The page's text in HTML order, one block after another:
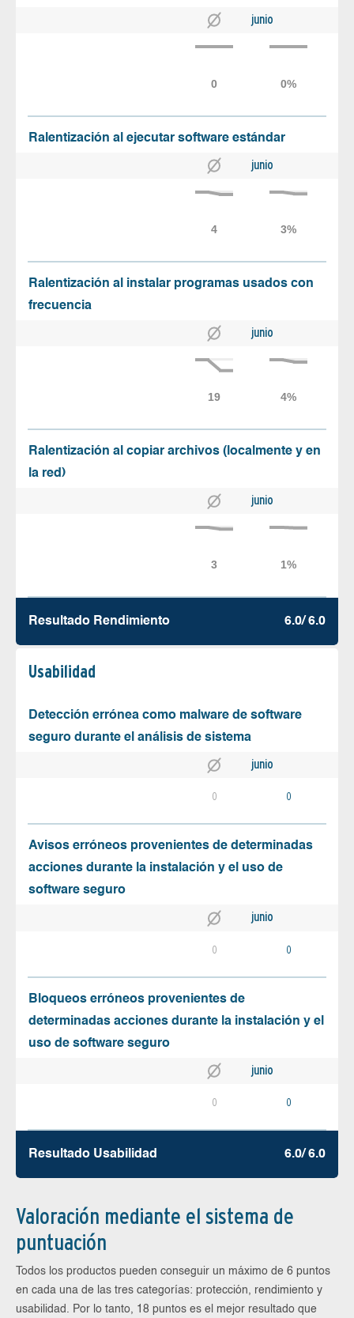
junio
Ralentización al ejecutar software estándar
junio
Ralentización al instalar programas usados con
frecuencia
junio
Ralentización al copiar archivos (localmente y en
la red)
junio
Resultado Rendimiento 6.0/ 6.0
Usabilidad
Detección errónea como malware de software
seguro durante el análisis de sistema
junio
0 0
Avisos erróneos provenientes de determinadas
acciones durante la instalación y el uso de
software seguro
junio
0 0
Bloqueos erróneos provenientes de
determinadas acciones durante la instalación y el
uso de software seguro
junio
0 0
Resultado Usabilidad 6.0/ 6.0
Valoración mediante el sistema de
puntuación
Todos los productos pueden conseguir un máximo de 6 puntos
en cada una de las tres categorías: protección, rendimiento y
usabilidad. Por lo tanto, 18 puntos es el mejor resultado que